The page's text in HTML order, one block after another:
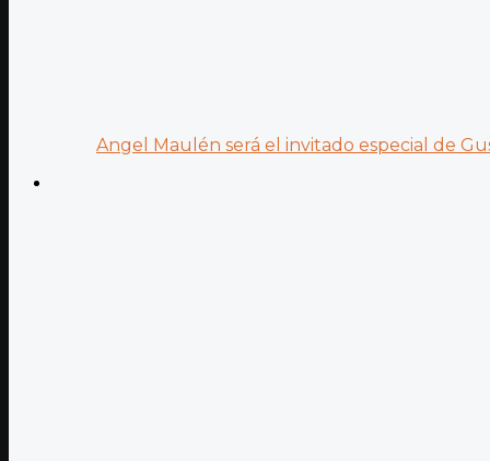
Angel Maulén será el invitado especial de